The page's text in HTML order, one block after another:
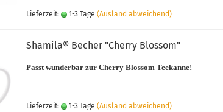
Lieferzeit: 1-3 Tage (Ausland abweichend)
Shamila® Becher "Cherry Blossom"
Passt wunderbar zur Cherry Blossom Teekanne!
Lieferzeit: 1-3 Tage (Ausland abweichend)